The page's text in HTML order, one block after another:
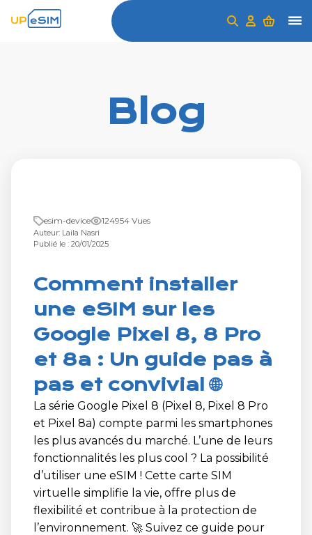
Blog
esim-device 124954 Vues
Auteur: Laila Nasri
Publié le : 20/01/2025
Comment installer
une eSIM sur les
Google Pixel 8, 8 Pro
et 8a : Un guide pas à
pas et convivial 🌐
La série Google Pixel 8 (Pixel 8, Pixel 8 Pro
et Pixel 8a) compte parmi les smartphones
les plus avancés du marché. L’une de leurs
fonctionnalités les plus cool ? La possibilité
d’utiliser une eSIM ! Cette carte SIM
virtuelle simplifie la vie, offre plus de
flexibilité et contribue à la protection de
l’environnement. 🚀 Suivez ce guide pour